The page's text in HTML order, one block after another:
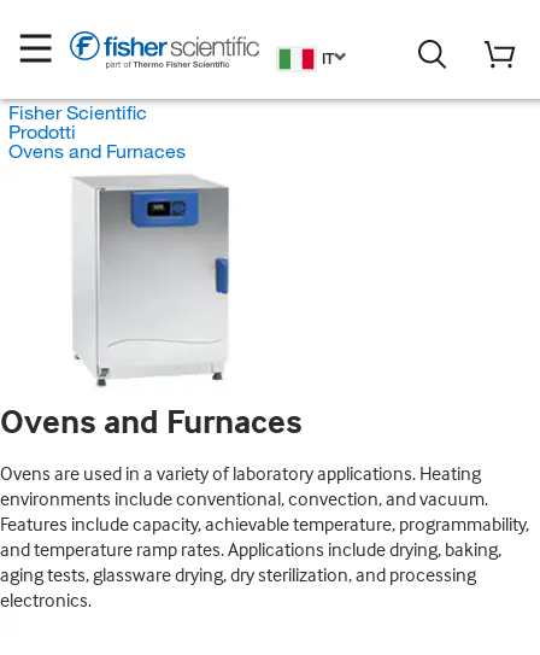
IT
Fisher Scientific
Prodotti
Ovens and Furnaces
Ovens and Furnaces
Ovens are used in a variety of laboratory applications. Heating
environments include conventional, convection, and vacuum.
Features include capacity, achievable temperature, programmability,
and temperature ramp rates. Applications include drying, baking,
aging tests, glassware drying, dry sterilization, and processing
electronics.